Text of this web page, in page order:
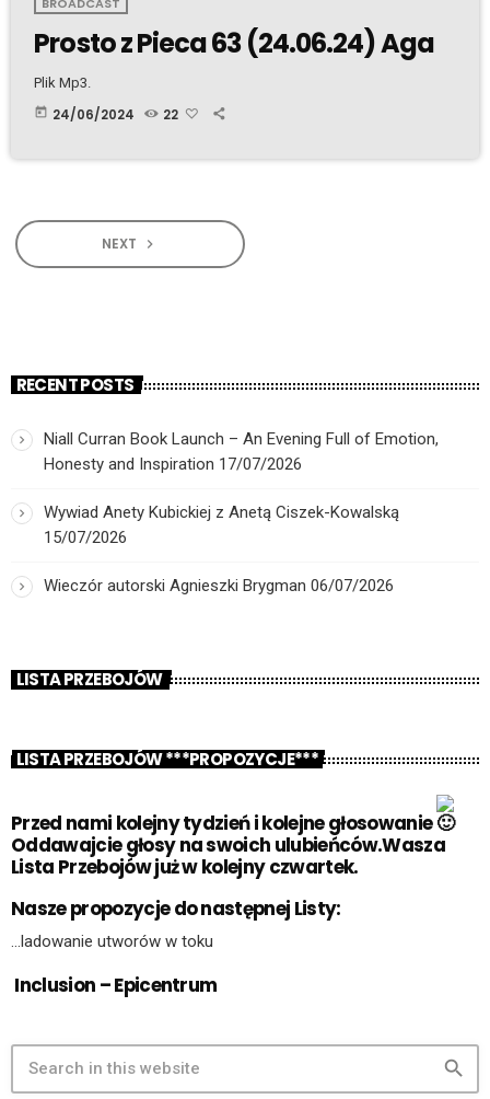
Prosto z Pieca 63 (24.06.24) Aga
Plik Mp3.
today 24/06/2024 22
NEXT navigate_next
RECENT POSTS
Niall Curran Book Launch – An Evening Full of Emotion,
Honesty and Inspiration 17/07/2026
Wywiad Anety Kubickiej z Anetą Ciszek-Kowalską
15/07/2026
Wieczór autorski Agnieszki Brygman 06/07/2026
LISTA PRZEBOJÓW
LISTA PRZEBOJÓW ***PROPOZYCJE***
Przed nami kolejny tydzień i kolejne głosowanie
Oddawajcie głosy na swoich ulubieńców.Wasza
Lista Przebojów już w kolejny czwartek.
Nasze propozycje do następnej Listy:
…ladowanie utworów w toku
Inclusion – Epicentrum
search